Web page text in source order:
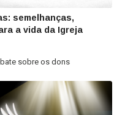
semelhanças,
a vida da Igreja
sobre os dons